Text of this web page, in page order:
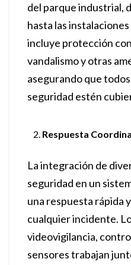
del parque industrial,
hasta las
incluye protección
vandalismo y otras
asegurando que
seguridad estén
Respuesta
La integración de
seguridad en un
una respuesta rápida
cualquier incidente.
videovigilancia,
sensores trabajan